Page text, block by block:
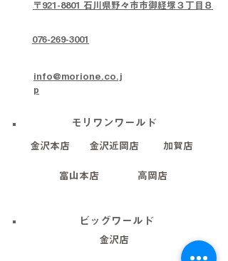
〒921-8801 石川県野々市市御経塚３丁目８
076-269-3001
info@morione.co.j
p
金沢近岡店 加賀店
金沢本店
高岡店
富山本店
モリワンワールド
金沢店
ビッグワールド